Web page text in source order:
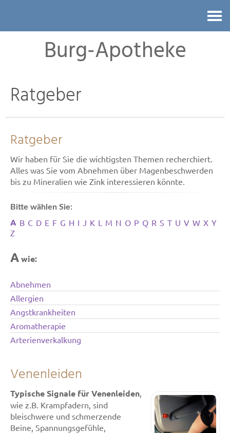
Burg-Apotheke
Ratgeber
Ratgeber
Wir haben für Sie die wichtigsten Themen recherchiert.
Alles was Sie vom Abnehmen über Magenbeschwerden
bis zu Mineralien wie Zink interessieren könnte.
Bitte wählen Sie:
A B C D E F G H I J K L M N O P Q R S T U V W X Y
Z
Awie:
Abnehmen
Allergien
Angstkrankheiten
Aromatherapie
Arterienverkalkung
Venenleiden
Typische Signale für Venenleiden,
wie z.B. Krampfadern, sind
bleischwere und schmerzende
Beine, Spannungsgefühle,